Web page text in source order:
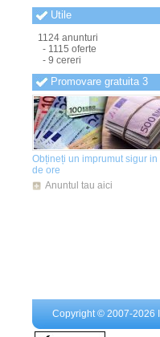
Anunturi Vaslui
Anunturi Vrancea(13)
Utile
1124 anunturi
- 1115 oferte
- 9 cereri
Promovare gratuita 3
Obțineți un imprumut sigur in
de ore
Anuntul tau aici
Copyright © 2007-2026